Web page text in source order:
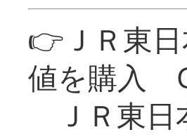
👉ＪＲ東
値を購入
ＪＲ東日